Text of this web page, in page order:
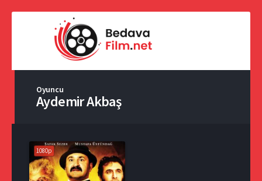
Oyuncu
Aydemir Akbaş
1080p